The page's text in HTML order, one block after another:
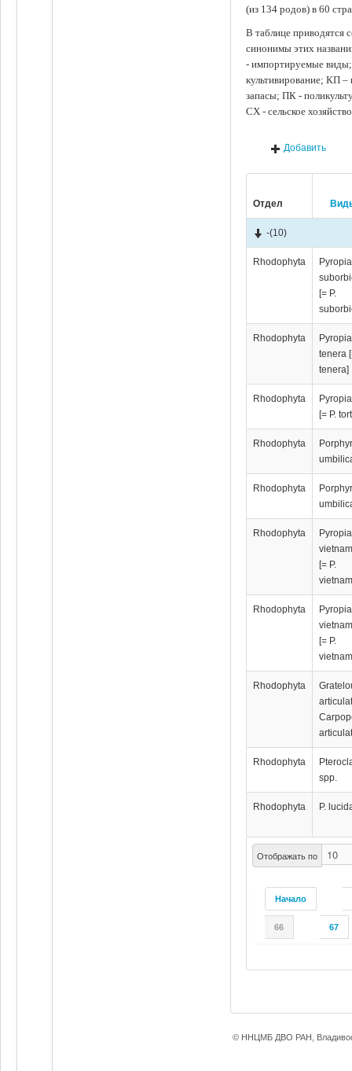
(из 134 родов) в 60
В таблице приводятся
синонимы этих
- импортируемые
культивирование; КП
запасы; ПК -
СХ - сельское
Добавить
Отдел
Отображать по
Начало
66 67
-(10)
Rhodophyta
Pyropia
[= P.
Rhodophyta
Pyropia
tenera
tenera]
Rhodophyta
[= P.
Rhodophyta
Rhodophyta
Rhodophyta
Pyropia
[= P.
Rhodophyta
Pyropia
[= P.
Rhodophyta
Rhodophyta
spp.
Rhodophyta P.
© ННЦМБ ДВО РАН,